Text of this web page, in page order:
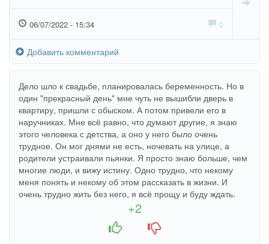
06/07/2022 - 15:34 0
Добавить комментарий
Дело шло к свадьбе, планировалась беременность. Но в
один "прекрасный день" мне чуть не вышибли дверь в
квартиру, пришли с обыском. А потом привели его в
наручниках. Мне всё равно, что думают другие, я знаю
этого человека с детства, а оно у него было очень
трудное. Он мог днями не есть, ночевать на улице, а
родители устраивали пьянки. Я просто знаю больше, чем
многие люди, и вижу истину. Одно трудно, что некому
меня понять и некому об этом рассказать в жизни. И
очень трудно жить без него, я всё прощу и буду ждать.
+2